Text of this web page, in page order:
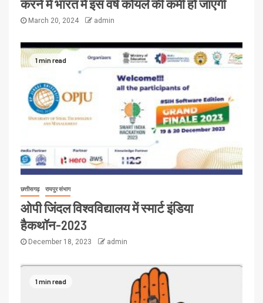
करने में भारत में इस वर्ष कोयले की कमी हो जाएगी
March 20, 2024 admin
1 min read
छत्तीसगढ़ रायपुर संभाग
ओपी जिंदल विश्वविद्यालय में स्मार्ट इंडिया
हैकथॉन-2023
December 18, 2023 admin
1 min read